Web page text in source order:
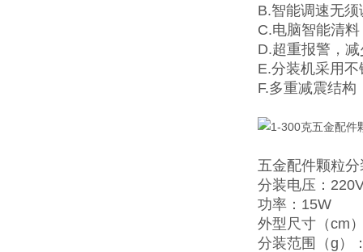
B.智能调速无
C.电脑智能清
D.超重报警，
E.分装机采用
F.多重减震结构
五金配件颗粒
分装电压：
功率：15W
外型尺寸（cm
分装范围（g）